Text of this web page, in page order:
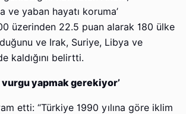
ve yaban hayatı koruma’
üzerinden 22.5 puan alarak 180 ülke
ve Irak, Suriye, Libya ve
kaldığını belirtti.
vurgu yapmak gerekiyor’
etti: “Türkiye 1990 yılına göre iklim